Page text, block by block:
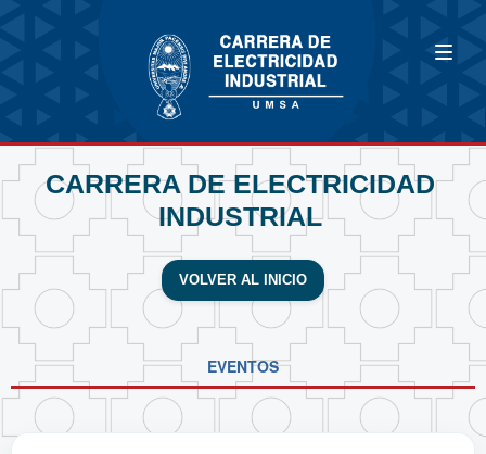
CARRERA DE ELECTRICIDAD
INDUSTRIAL
VOLVER AL INICIO
EVENTOS